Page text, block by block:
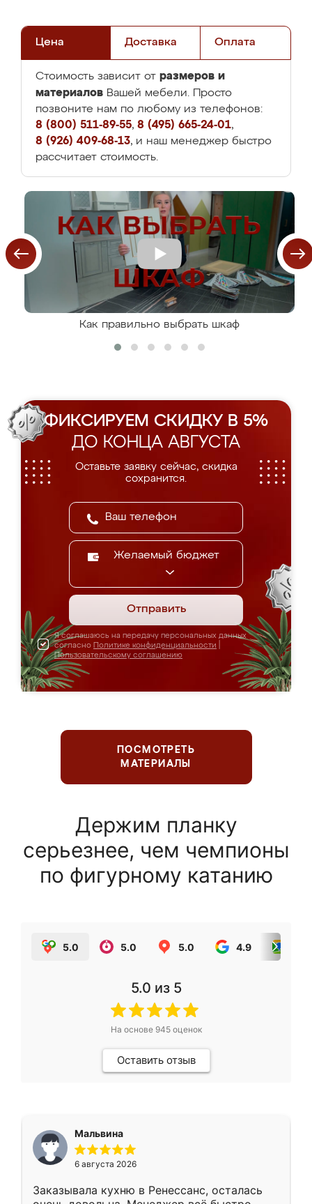
Цена Доставка Оплата
Стоимость зависит от размеров и
материалов Вашей мебели. Просто
позвоните нам по любому из телефонов:
8 (800) 511-89-55, 8 (495) 665-24-01,
8 (926) 409-68-13, и наш менеджер быстро
рассчитает стоимость.
Как правильно выбрать шкаф
ФИКСИРУЕМ СКИДКУ В 5%
ДО КОНЦА АВГУСТА
Оставьте заявку сейчас, скидка
сохранится.
Желаемый бюджет
Отправить
Я соглашаюсь на передачу персональных данных
согласно Политике конфиденциальности
Пользовательскому соглашению
ПОСМОТРЕТЬ
МАТЕРИАЛЫ
Держим планку
серьезнее, чем чемпионы
по фигурному катанию
5.0 5.0 5.0 4.9
5.0 из 5
На основе 945оценок
Оставить отзыв
Мальвина
6 августа 2026
Заказывала кухню в Ренессанс, осталась